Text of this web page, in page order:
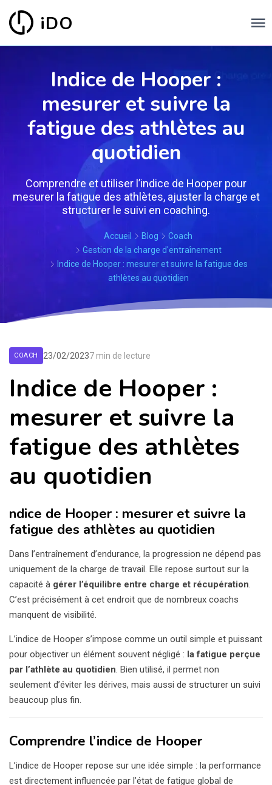
iDO
Indice de Hooper :
mesurer et suivre la
fatigue des athlètes au
quotidien
Comprendre et utiliser l’indice de Hooper pour
mesurer la fatigue des athlètes, ajuster la charge et
structurer le suivi en coaching.
Accueil Blog
Coach
Gestion de la charge d'entraînement
Indice de Hooper : mesurer et suivre la fatigue des
athlètes au quotidien
COACH 23/02/20237 min de lecture
Indice de Hooper :
mesurer et suivre la
fatigue des athlètes
au quotidien
ndice de Hooper : mesurer et suivre la
fatigue des athlètes au quotidien
Dans l’entraînement d’endurance, la progression ne dépend pas
uniquement de la charge de travail. Elle repose surtout sur la
capacité à gérer l’équilibre entre charge et récupération.
C’est précisément à cet endroit que de nombreux coachs
manquent de visibilité.
L’indice de Hooper s’impose comme un outil simple et puissant
pour objectiver un élément souvent négligé : la fatigue perçue
par l’athlète au quotidien. Bien utilisé, il permet non
seulement d’éviter les dérives, mais aussi de structurer un suivi
beaucoup plus fin.
Comprendre l’indice de Hooper
L’indice de Hooper repose sur une idée simple : la performance
est directement influencée par l’état de fatigue global de